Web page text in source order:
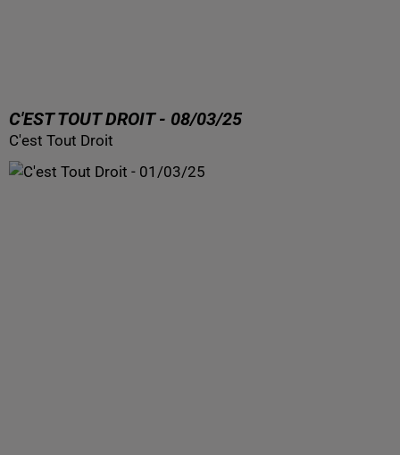
C'EST TOUT DROIT - 08/03/25
C'est Tout Droit